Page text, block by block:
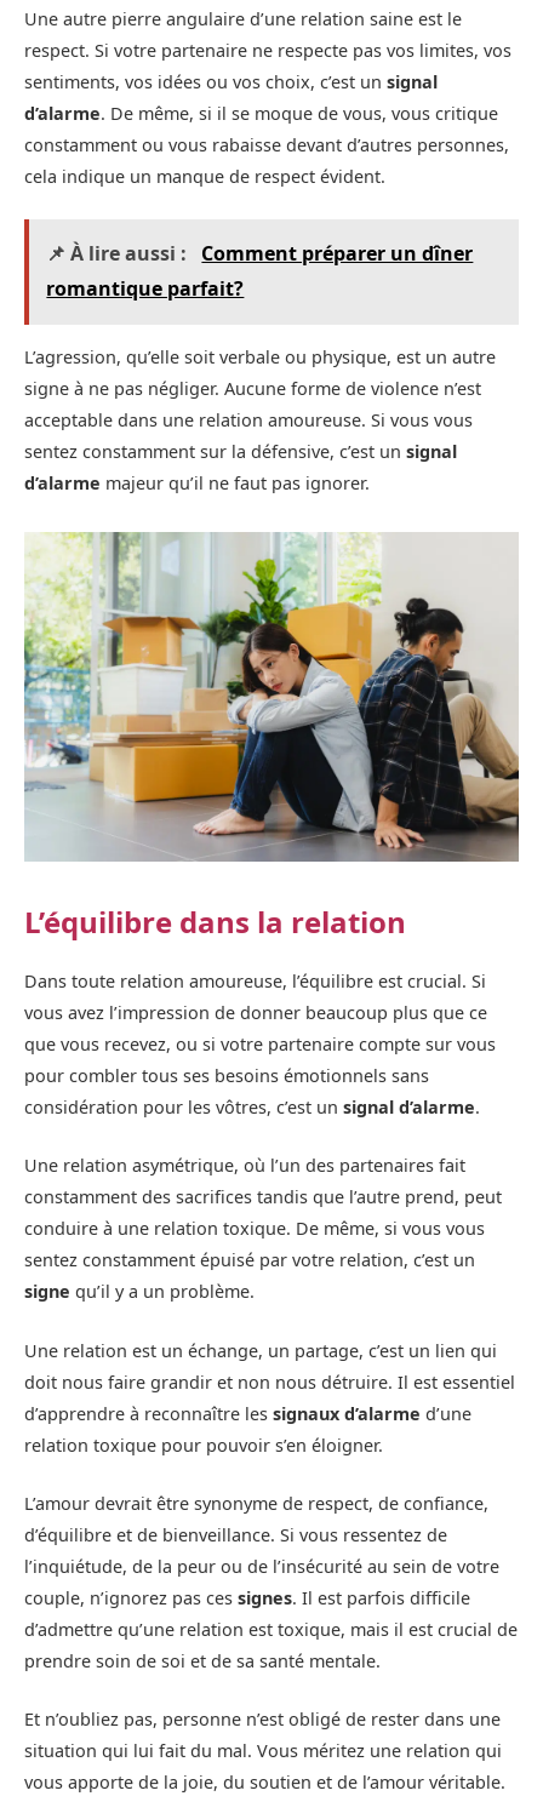
Une autre pierre angulaire d’une relation saine est le
respect. Si votre partenaire ne respecte pas vos limites, vos
sentiments, vos idées ou vos choix, c’est un signal
d’alarme. De même, si il se moque de vous, vous critique
constamment ou vous rabaisse devant d’autres personnes,
cela indique un manque de respect évident.
📌 À lire aussi :
Comment préparer un dîner
romantique parfait?
L’agression, qu’elle soit verbale ou physique, est un autre
signe à ne pas négliger. Aucune forme de violence n’est
acceptable dans une relation amoureuse. Si vous vous
sentez constamment sur la défensive, c’est un signal
d’alarme majeur qu’il ne faut pas ignorer.
L’équilibre dans la relation
Dans toute relation amoureuse, l’équilibre est crucial. Si
vous avez l’impression de donner beaucoup plus que ce
que vous recevez, ou si votre partenaire compte sur vous
pour combler tous ses besoins émotionnels sans
considération pour les vôtres, c’est un signal d’alarme.
Une relation asymétrique, où l’un des partenaires fait
constamment des sacrifices tandis que l’autre prend, peut
conduire à une relation toxique. De même, si vous vous
sentez constamment épuisé par votre relation, c’est un
signe qu’il y a un problème.
Une relation est un échange, un partage, c’est un lien qui
doit nous faire grandir et non nous détruire. Il est essentiel
d’apprendre à reconnaître les signaux d’alarme d’une
relation toxique pour pouvoir s’en éloigner.
L’amour devrait être synonyme de respect, de confiance,
d’équilibre et de bienveillance. Si vous ressentez de
l’inquiétude, de la peur ou de l’insécurité au sein de votre
couple, n’ignorez pas ces signes. Il est parfois difficile
d’admettre qu’une relation est toxique, mais il est crucial de
prendre soin de soi et de sa santé mentale.
Et n’oubliez pas, personne n’est obligé de rester dans une
situation qui lui fait du mal. Vous méritez une relation qui
vous apporte de la joie, du soutien et de l’amour véritable.